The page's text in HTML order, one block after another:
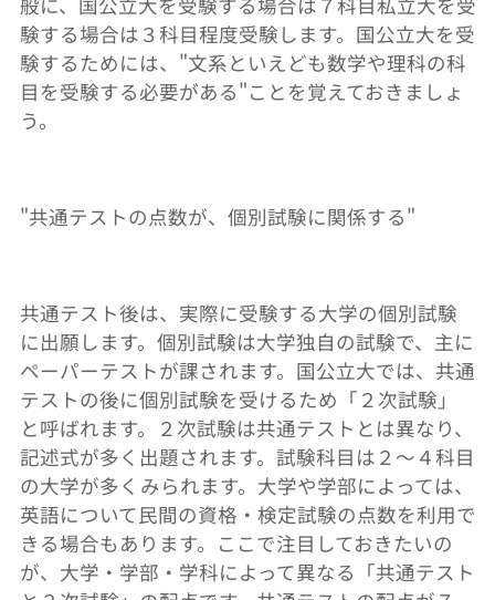
験する場合は３科目程度受験します。国公立大を受
験するためには、 "文系といえども数学や理科の科
目を受験する必要がある"ことを覚えておきましょ
う。
"共通テストの点数が、個別試験に関係する"
共通テスト後は、実際に受験する大学の個別試験
に出願します。個別試験は大学独自の試験で、主に
ペーパーテストが課されます。国公立大では、共通
テストの後に個別試験を受けるため「２次試験」
と呼ばれます。２次試験は共通テストとは異なり、
記述式が多く出題されます。試験科目は２～４科目
の大学が多くみられます。大学や学部によっては、
英語について民間の資格・検定試験の点数を利用で
きる場合もあります。ここで注目しておきたいの
が、大学・学部・学科によって異なる「共通テスト